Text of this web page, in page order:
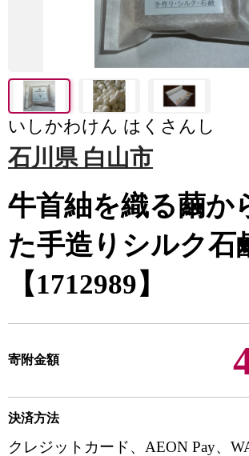
いしかわけん はくさんし
石川県 白山市
牛首紬を織る繭か
た手造りシルク石
【1712989】
寄附金額
決済方法
クレジットカード、AEON Pay、